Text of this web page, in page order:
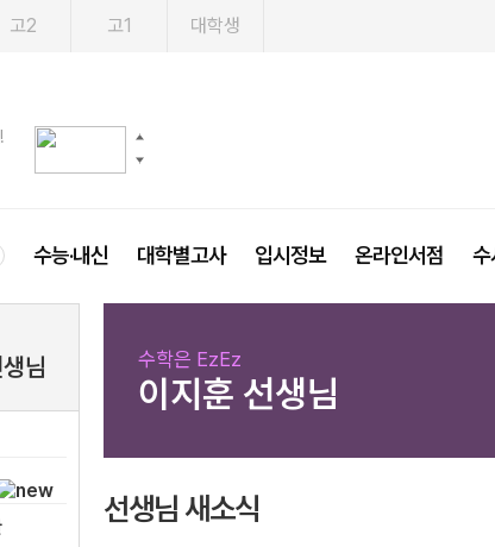
고2 고1 대학생
택!
수능·내신 대학별고사 입시정보 온라인서점 수
님 수학은 EzEz
이지훈 선생님
선생님 새소식